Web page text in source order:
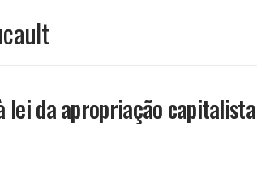
lei da apropriação capitalista